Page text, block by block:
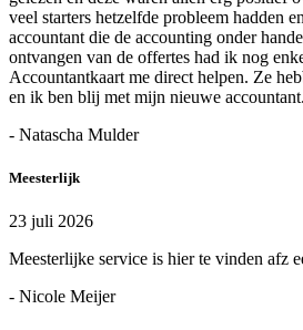
veel starters hetzelfde probleem hadden
accountant die de accounting onder
ontvangen van de offertes had ik nog
Accountantkaart me direct helpen. Ze
en ik ben blij met mijn nieuwe accountant.
- Natascha Mulder
Meesterlijk
23 juli 2026
Meesterlijke service is hier te vinden afz
- Nicole Meijer